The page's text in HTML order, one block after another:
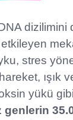
dizilimini
stres
ışık
yükü